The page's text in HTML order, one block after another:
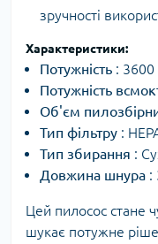
зручності
Характеристики:
Потужність : 3600
Потужність
Об'єм
Тип фільтру :
Тип збирання :
Довжина шнура :
Цей пилосос стане
шукає потужне